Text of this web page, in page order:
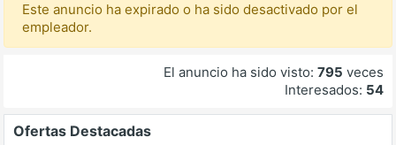
Este anuncio ha expirado o ha sido desactivado por el
empleador.
El anuncio ha sido visto: 795 veces
Interesados: 54
Ofertas Destacadas